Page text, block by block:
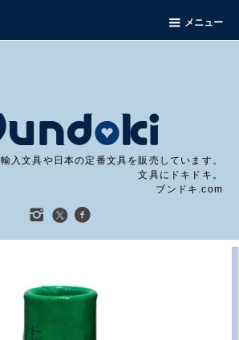
メニュー
輸入文具や日本の定番文具を販売しています。
文具にドキドキ。
ブンドキ.com